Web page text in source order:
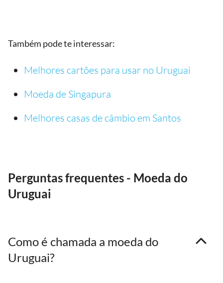
Também pode te interessar:
Melhores cartões para usar no Uruguai
Moeda de Singapura
Melhores casas de câmbio em Santos
Perguntas frequentes - Moeda do
Uruguai
Como é chamada a moeda do
Uruguai?